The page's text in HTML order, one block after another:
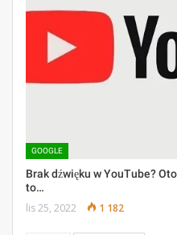
GOOGLE
Brak dźwięku w YouTube?
to…
lis 25, 2022 1 182